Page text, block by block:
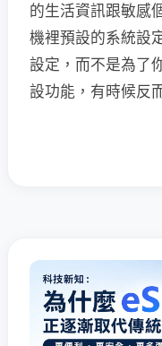
的生活資訊跟敏感
機裡預設的系統設
設定，而不是為了
設功能，有時候反